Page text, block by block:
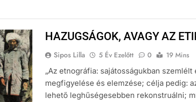
HAZUGSÁGOK, AVAGY AZ
Sipos Lilla 5 Év Ezelőtt 0
19 Mins
„Az etnográfia: sajátosságukban
megfigyelése és elemzése; célja pedig:
lehető leghűségesebben rekonstruálni;